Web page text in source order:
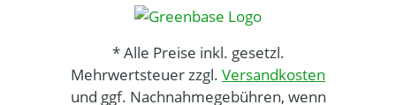
* Alle Preise inkl. gesetzl.
Mehrwertsteuer zzgl. Versandkosten
und ggf. Nachnahmegebühren, wenn